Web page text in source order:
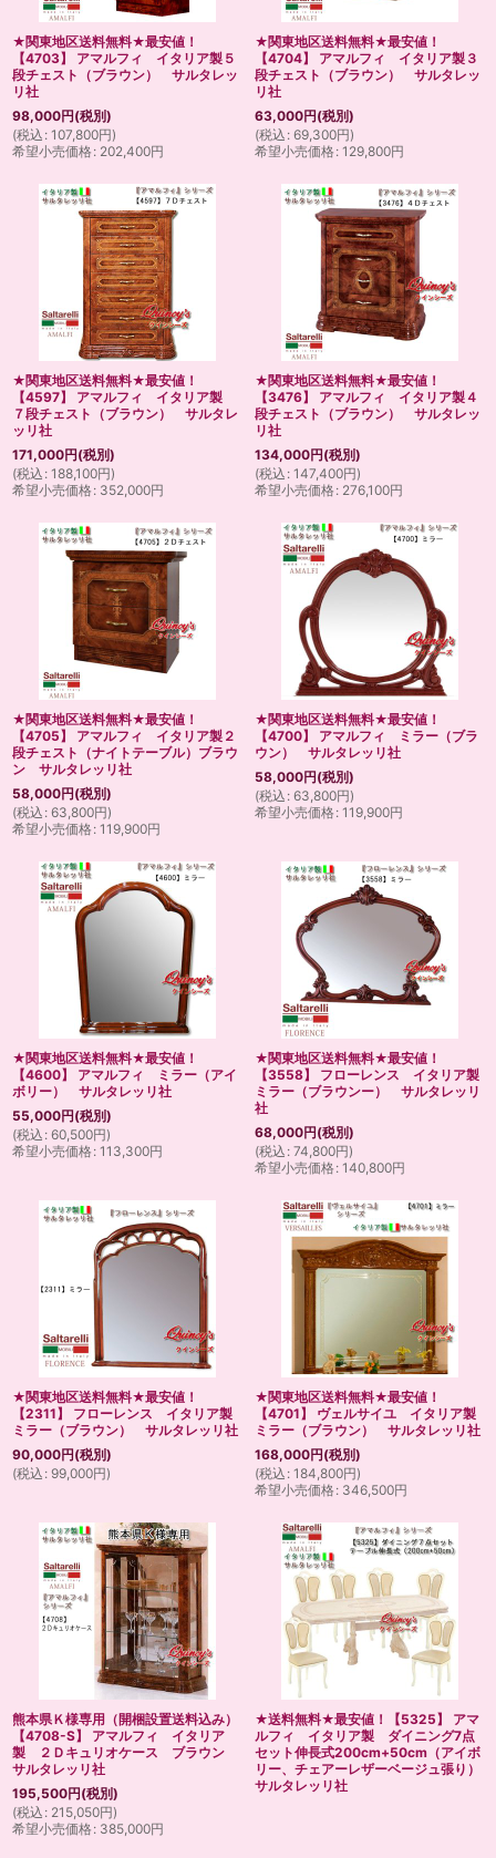
★関東地区送料無料★最安値！
【4703】 アマルフィ イタリア製５
段チェスト（ブラウン） サルタレッ
リ社
98,000円(税別)
(税込 : 107,800円)
希望小売価格: 202,400円
★関東地区送料無料★最安値！
【4704】 アマルフィ イタリア製３
段チェスト（ブラウン） サルタレッ
リ社
63,000円(税別)
(税込 : 69,300円)
希望小売価格: 129,800円
★関東地区送料無料★最安値！
【4597】 アマルフィ イタリア製
７段チェスト（ブラウン） サルタレ
ッリ社
171,000円(税別)
(税込 : 188,100円)
希望小売価格: 352,000円
★関東地区送料無料★最安値！
【3476】 アマルフィ イタリア製４
段チェスト（ブラウン） サルタレッ
リ社
134,000円(税別)
(税込 : 147,400円)
希望小売価格: 276,100円
★関東地区送料無料★最安値！
【4705】 アマルフィ イタリア製２
段チェスト（ナイトテーブル）ブラウ
ン サルタレッリ社
58,000円(税別)
(税込 : 63,800円)
希望小売価格: 119,900円
★関東地区送料無料★最安値！
【4700】 アマルフィ ミラー（ブラ
ウン） サルタレッリ社
58,000円(税別)
(税込 : 63,800円)
希望小売価格: 119,900円
★関東地区送料無料★最安値！
【4600】 アマルフィ ミラー（アイ
ボリー） サルタレッリ社
55,000円(税別)
(税込 : 60,500円)
希望小売価格: 113,300円
★関東地区送料無料★最安値！
【3558】 フローレンス イタリア製
ミラー（ブラウンー） サルタレッリ
社
68,000円(税別)
(税込 : 74,800円)
希望小売価格: 140,800円
★関東地区送料無料★最安値！
【2311】 フローレンス イタリア製
ミラー（ブラウン） サルタレッリ社
90,000円(税別)
(税込 : 99,000円)
★関東地区送料無料★最安値！
【4701】 ヴェルサイユ イタリア製
ミラー（ブラウン） サルタレッリ社
168,000円(税別)
(税込 : 184,800円)
希望小売価格: 346,500円
熊本県Ｋ様専用（開梱設置送料込み）
【4708-S】 アマルフィ イタリア
製 ２Ｄキュリオケース ブラウン
サルタレッリ社
195,500円(税別)
(税込 : 215,050円)
希望小売価格: 385,000円
★送料無料★最安値！【5325】 アマ
ルフィ イタリア製 ダイニング7点
セット伸長式200cm+50cm（アイボ
リー、チェアーレザーベージュ張り）
サルタレッリ社